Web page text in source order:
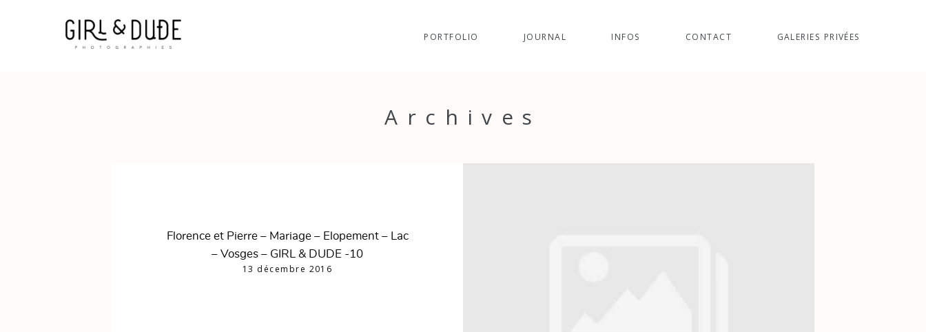
PORTFOLIO JOURNAL INFOS CONTACT GALERIES PRIVÉES
Archives
Florence et Pierre – Mariage – Elopement – Lac
– Vosges – GIRL & DUDE -10
13 décembre 2016